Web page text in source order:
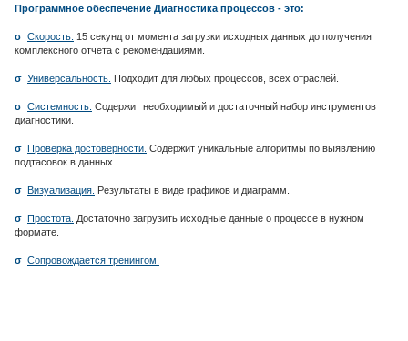
Программное обеспечение Диагностика процессов - это:
σ Скорость. 15 секунд от момента загрузки исходных данных до получения
комплексного отчета с рекомендациями.
σ Универсальность. Подходит для любых процессов, всех отраслей.
σ Системность. Содержит необходимый и достаточный набор инструментов
диагностики.
σ Проверка достоверности. Содержит уникальные алгоритмы по выявлению
подтасовок в данных.
σ Визуализация. Результаты в виде графиков и диаграмм.
σ Простота. Достаточно загрузить исходные данные о процессе в нужном
формате.
σ Сопровождается тренингом.